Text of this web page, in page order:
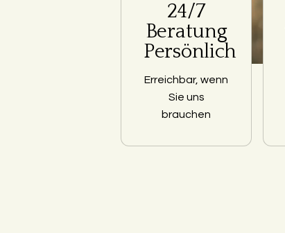
24/7
Beratung
Persönlich
Erreichbar, wenn
Sie uns
brauchen